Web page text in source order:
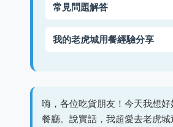
常見問題解答
我的老虎城用餐經驗分享
嗨，各位吃貨朋友！今天我想
餐廳。說實話，我超愛去老虎